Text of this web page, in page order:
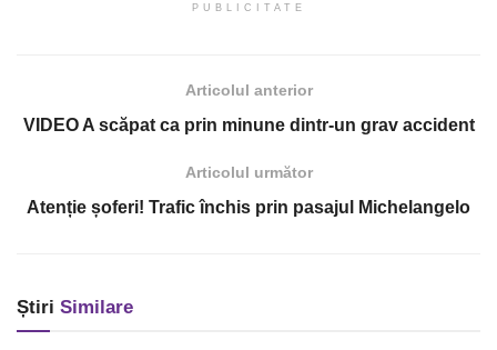
PUBLICITATE
Articolul anterior
VIDEO A scăpat ca prin minune dintr-un grav accident
Articolul următor
Atenție șoferi! Trafic închis prin pasajul Michelangelo
Știri Similare